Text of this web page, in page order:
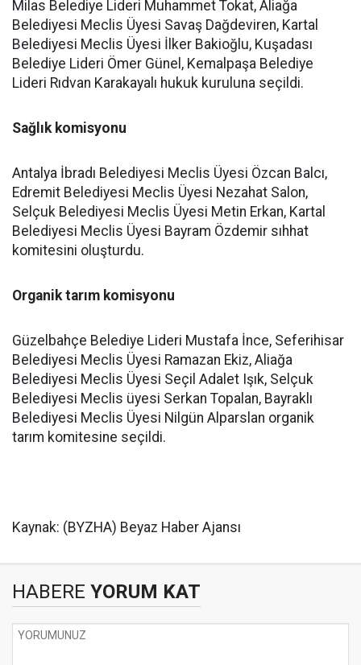
Milas Belediye Lideri Muhammet Tokat, Aliağa
Belediyesi Meclis Üyesi Savaş Dağdeviren, Kartal
Belediyesi Meclis Üyesi İlker Bakioğlu, Kuşadası
Belediye Lideri Ömer Günel, Kemalpaşa Belediye
Lideri Rıdvan Karakayalı hukuk kuruluna seçildi.
Sağlık komisyonu
Antalya İbradı Belediyesi Meclis Üyesi Özcan Balcı,
Edremit Belediyesi Meclis Üyesi Nezahat Salon,
Selçuk Belediyesi Meclis Üyesi Metin Erkan, Kartal
Belediyesi Meclis Üyesi Bayram Özdemir sıhhat
komitesini oluşturdu.
Organik tarım komisyonu
Güzelbahçe Belediye Lideri Mustafa İnce, Seferihisar
Belediyesi Meclis Üyesi Ramazan Ekiz, Aliağa
Belediyesi Meclis Üyesi Seçil Adalet Işık, Selçuk
Belediyesi Meclis üyesi Serkan Topalan, Bayraklı
Belediyesi Meclis Üyesi Nilgün Alparslan organik
tarım komitesine seçildi.
Kaynak: (BYZHA) Beyaz Haber Ajansı
HABERE YORUM KAT